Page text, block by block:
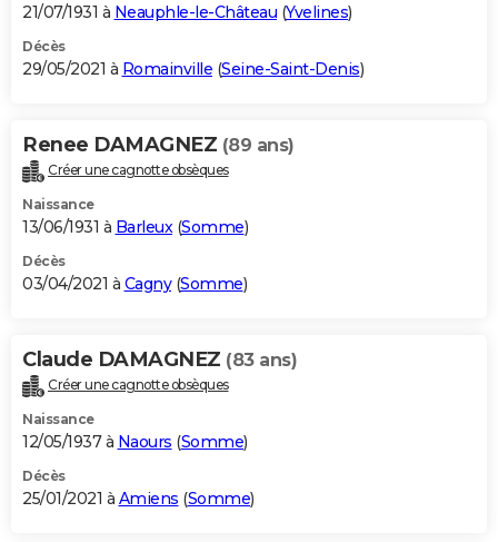
21/07/1931 à Neauphle-le-Château (Yvelines)
Décès
29/05/2021 à Romainville (Seine-Saint-Denis)
Renee DAMAGNEZ (89 ans)
Créer une cagnotte obsèques
Naissance
13/06/1931 à Barleux(Somme)
Décès
03/04/2021 à Cagny(Somme)
Claude DAMAGNEZ (83 ans)
Créer une cagnotte obsèques
Naissance
12/05/1937 à Naours (Somme)
Décès
25/01/2021 à Amiens (Somme)